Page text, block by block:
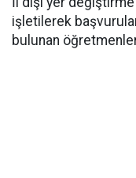
işletilerek
bulunan